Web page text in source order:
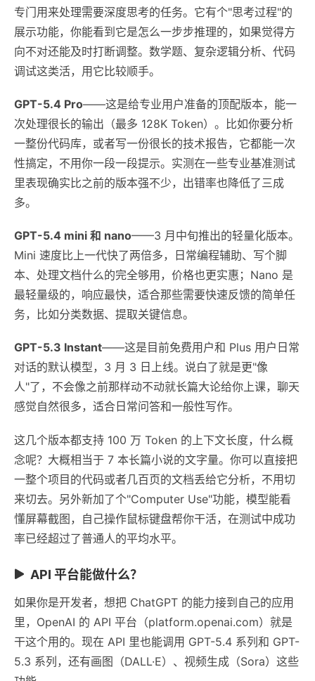
专门用来处理需要深度思考的任务。它有个"思考过程"的
展示功能，你能看到它是怎么一步步推理的，如果觉得方
向不对还能及时打断调整。数学题、复杂逻辑分析、代码
调试这类活，用它比较顺手。
GPT-5.4 Pro——这是给专业用户准备的顶配版本，能一
次处理很长的输出（最多 128K Token）。比如你要分析
一整份代码库，或者写一份很长的技术报告，它都能一次
性搞定，不用你一段一段提示。实测在一些专业基准测试
里表现确实比之前的版本强不少，出错率也降低了三成
多。
GPT-5.4 mini 和 nano——3 月中旬推出的轻量化版本。
Mini 速度比上一代快了两倍多，日常编程辅助、写个脚
本、处理文档什么的完全够用，价格也更实惠；Nano 是
最轻量级的，响应最快，适合那些需要快速反馈的简单任
务，比如分类数据、提取关键信息。
GPT-5.3 Instant——这是目前免费用户和 Plus 用户日常
对话的默认模型，3 月 3 日上线。说白了就是更"像
人"了，不会像之前那样动不动就长篇大论给你上课，聊天
感觉自然很多，适合日常问答和一般性写作。
这几个版本都支持 100 万 Token 的上下文长度，什么概
念呢？大概相当于 7 本长篇小说的文字量。你可以直接把
一整个项目的代码或者几百页的文档丢给它分析，不用切
来切去。另外新加了个"Computer Use"功能，模型能看
懂屏幕截图，自己操作鼠标键盘帮你干活，在测试中成功
率已经超过了普通人的平均水平。
API 平台能做什么？
如果你是开发者，想把 ChatGPT 的能力接到自己的应用
里，OpenAI 的 API 平台（platform.openai.com）就是
干这个用的。现在 API 里也能调用 GPT-5.4 系列和 GPT-
5.3 系列，还有画图（DALL·E）、视频生成（Sora）这些